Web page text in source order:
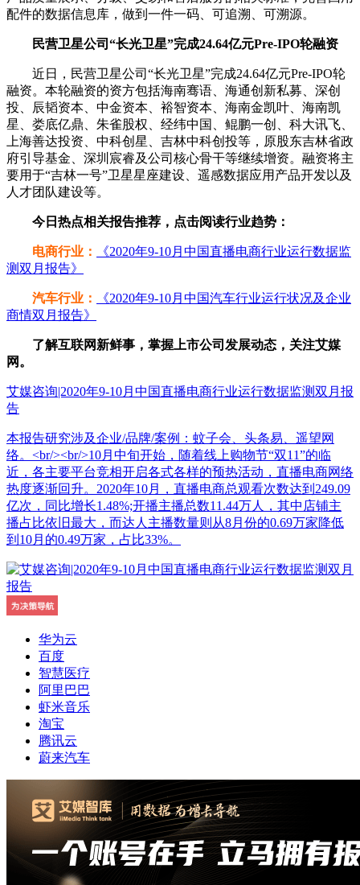
配件的数据信息库，做到一件一码、可追溯、可溯源。
民营卫星公司“长光卫星”完成24.64亿元Pre-IPO轮融资
近日，民营卫星公司“长光卫星”完成24.64亿元Pre-IPO轮
融资。本轮融资的资方包括海南骞语、海通创新私募、深创
投、辰韬资本、中金资本、裕智资本、海南金凯叶、海南凯
星、娄底亿鼎、朱雀股权、经纬中国、鲲鹏一创、科大讯飞、
上海善达投资、中科创星、吉林中科创投等，原股东吉林省政
府引导基金、深圳宸睿及公司核心骨干等继续增资。融资将主
要用于“吉林一号”卫星星座建设、遥感数据应用产品开发以及
人才团队建设等。
今日热点相关报告推荐，点击阅读行业趋势：
电商行业：
《2020年9-10月中国直播电商行业运行数据监
测双月报告》
汽车行业：
《2020年9-10月中国汽车行业运行状况及企业
商情双月报告》
了解互联网新鲜事，掌握上市公司发展动态，关注艾媒
网。
艾媒咨询|2020年9-10月中国直播电商行业运行数据监测双月报
告
本报告研究涉及企业/品牌/案例：蚊子会、头条易、遥望网
络。<br/><br/>10月中旬开始，随着线上购物节“双11”的临
近，各主要平台竞相开启各式各样的预热活动，直播电商网络
热度逐渐回升。2020年10月，直播电商总观看次数达到249.09
亿次，同比增长1.48%;开播主播总数11.44万人，其中店铺主
播占比依旧最大，而达人主播数量则从8月份的0.69万家降低
到10月的0.49万家，占比33%。
华为云
百度
智慧医疗
阿里巴巴
虾米音乐
淘宝
腾讯云
蔚来汽车